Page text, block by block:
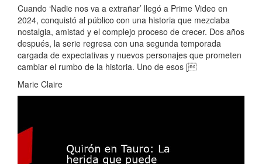
Cuando ‘Nadie nos va a extrañar’ llegó a Prime Video en
2024, conquistó al público con una historia que mezclaba
nostalgia, amistad y el complejo proceso de crecer. Dos años
después, la serie regresa con una segunda temporada
cargada de expectativas y nuevos personajes que prometen
cambiar el rumbo de la historia. Uno de esos [
Marie Claire